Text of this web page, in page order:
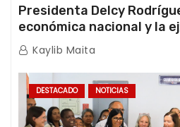
Presidenta Delcy
económica nacional y la
de emergencia post-
Kaylib Maita
DESTACADO NOTICIAS